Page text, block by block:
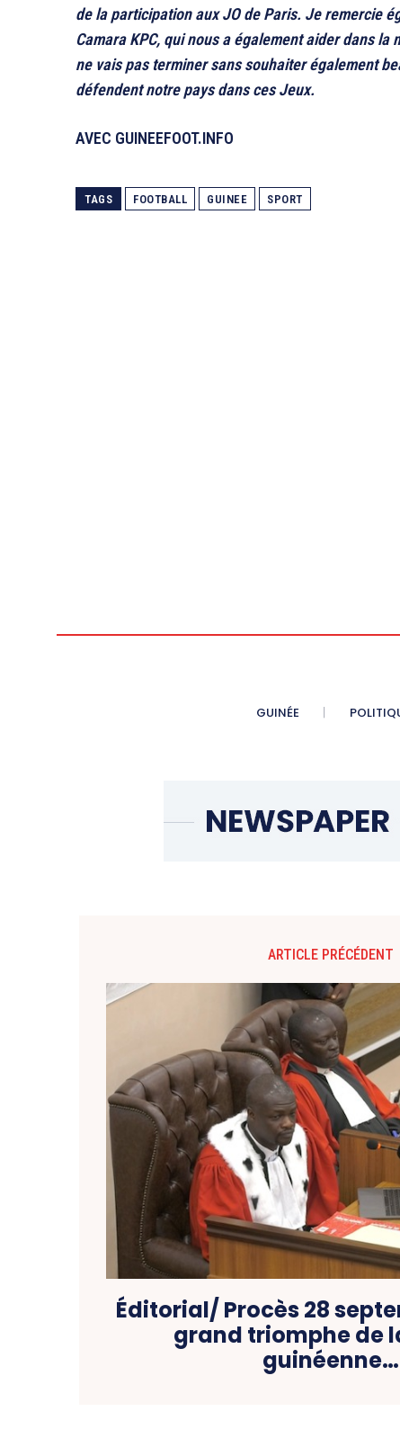
de la participation aux JO de Paris. Je remercie
Camara KPC, qui nous a également aider dans
ne vais pas terminer sans souhaiter également
défendent notre pays dans ces Jeux.
AVEC GUINEEFOOT.INFO
TAGS FOOTBALL GUINEE SPORT
GUINÉE
ARTICLE PRÉCÉDENT
Éditorial/ Procès 28
grand triomphe de
guinéenne…